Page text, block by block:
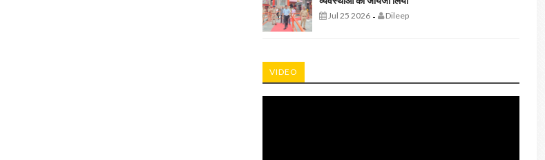
Jul 25 2026- Dileep
VIDEO